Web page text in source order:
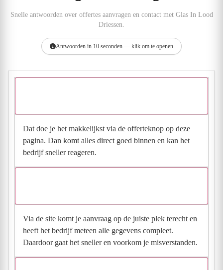
Snelle antwoorden over offertes aanvragen en contact met Glas In Lood
Driessen.
Antwoorden in 10 seconden — klik om te openen
Dat doe je het makkelijkst via de offerteknop op deze
pagina. Dan komt alles direct goed binnen en kan het
bedrijf sneller reageren.
Via de site komt je aanvraag op de juiste plek terecht en
heeft het bedrijf meteen alle gegevens compleet.
Daardoor gaat het sneller en voorkom je misverstanden.